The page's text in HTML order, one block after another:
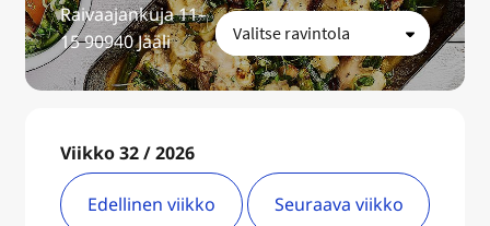
Raivaajankuja 11–
15 90940 Jääli
Viikko 32 / 2026
Edellinen viikko Seuraava viikko